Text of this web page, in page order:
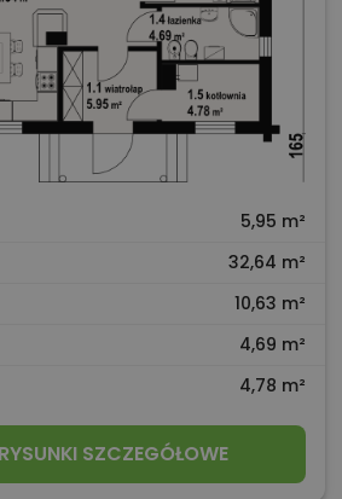
5,95 m²
32,64 m²
10,63 m²
4,69 m²
4,78 m²
SZCZEGÓŁOWE